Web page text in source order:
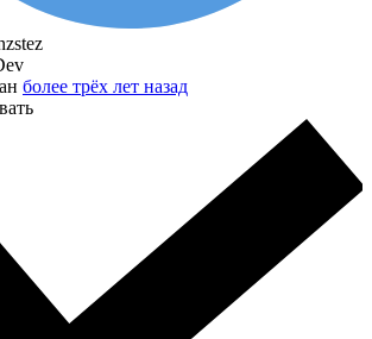
более трёх лет назад